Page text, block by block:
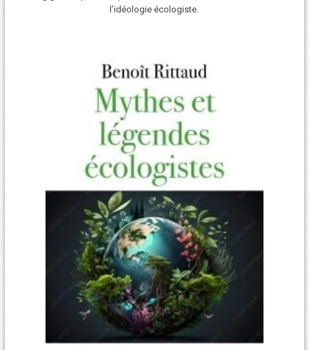
l’idéologie écologiste.